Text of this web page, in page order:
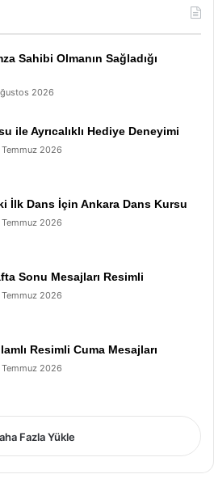
Sahibi Olmanın Sağladığı
2026
ile Ayrıcalıklı Hediye Deneyimi
2026
İlk Dans İçin Ankara Dans Kursu
2026
Sonu Mesajları Resimli
2026
Resimli Cuma Mesajları
2026
Fazla Yükle